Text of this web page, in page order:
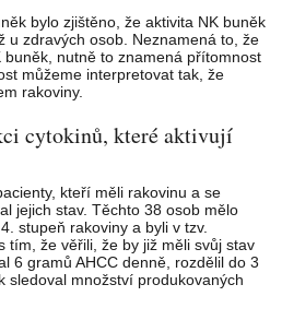
bylo zjištěno, že aktivita NK buněk
u zdravých osob. Neznamená to, že
buněk, nutně to znamená přítomnost
můžeme interpretovat tak, že
rakoviny.
cytokinů, které aktivují
kteří měli rakovinu a se
jejich stav. Těchto 38 osob mělo
stupeň rakoviny a byli v tzv.
tím, že věřili, že by již měli svůj stav
6 gramů AHCC denně, rozdělil do 3
sledoval množství produkovaných